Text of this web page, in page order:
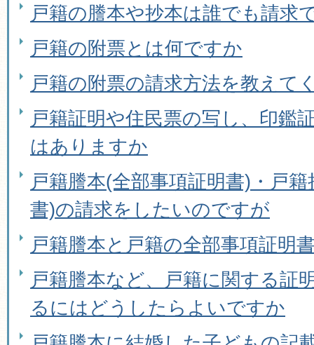
戸籍の謄本や抄本は誰でも請求
戸籍の附票とは何ですか
戸籍の附票の請求方法を教えて
戸籍証明や住民票の写し、印鑑
はありますか
戸籍謄本(全部事項証明書)・戸
書)の請求をしたいのですが
戸籍謄本と戸籍の全部事項証明
戸籍謄本など、戸籍に関する証
るにはどうしたらよいですか